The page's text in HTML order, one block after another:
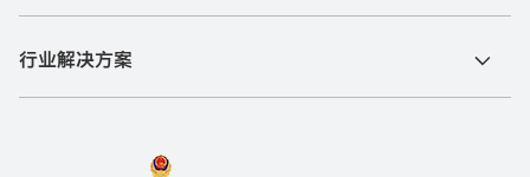
行业解决方案